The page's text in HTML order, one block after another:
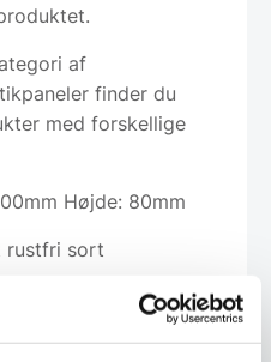
af
finder du
med forskellige
Højde: 80mm
rustfri sort